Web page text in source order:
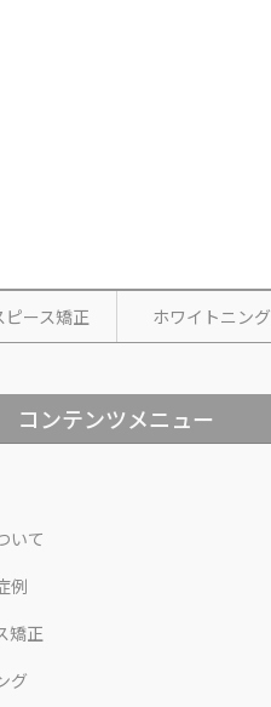
ピース矯正 ホワイトニング
コンテンツメニュー
いて
例
矯正
グ